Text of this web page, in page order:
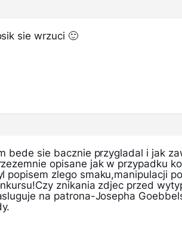
sie wrzuci 🙂
bede sie bacznie przygladal i jak
opisane jak w przypadku
popisem zlego smaku,manipulacji
znikania zdjec przed
na patrona-Josepha